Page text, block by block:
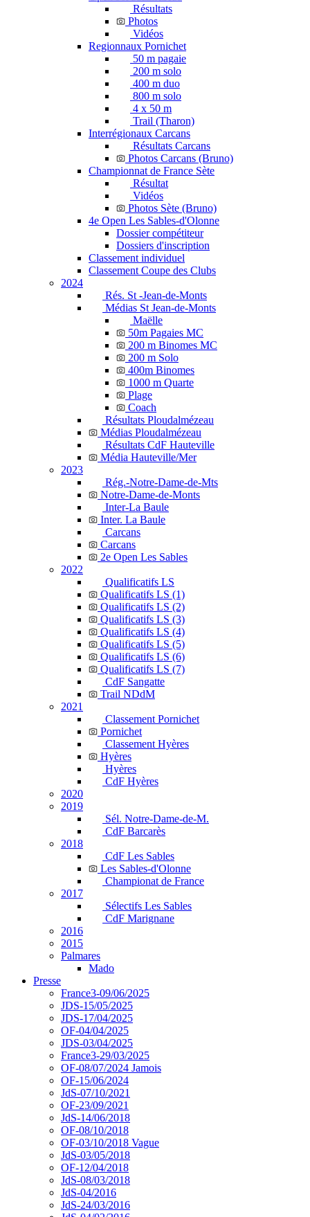
Résultats
Photos
Vidéos
Regionnaux Pornichet
50 m pagaie
200 m solo
400 m duo
800 m solo
4 x 50 m
Trail (Tharon)
Interrégionaux Carcans
Résultats Carcans
Photos Carcans (Bruno)
Championnat de France Sète
Résultat
Vidéos
Photos Sète (Bruno)
4e Open Les Sables-d'Olonne
Dossier compétiteur
Dossiers d'inscription
Classement individuel
Classement Coupe des Clubs
2024
Rés. St -Jean-de-Monts
Médias St Jean-de-Monts
Maëlle
50m Pagaies MC
200 m Binomes MC
200 m Solo
400m Binomes
1000 m Quarte
Plage
Coach
Résultats Ploudalmézeau
Médias Ploudalmézeau
Résultats CdF Hauteville
Média Hauteville/Mer
2023
Rég.-Notre-Dame-de-Mts
Notre-Dame-de-Monts
Inter-La Baule
Inter. La Baule
Carcans
Carcans
2e Open Les Sables
2022
Qualificatifs LS
Qualificatifs LS (1)
Qualificatifs LS (2)
Qualificatifs LS (3)
Qualificatifs LS (4)
Qualificatifs LS (5)
Qualificatifs LS (6)
Qualificatifs LS (7)
CdF Sangatte
Trail NDdM
2021
Classement Pornichet
Pornichet
Classement Hyères
Hyères
Hyères
CdF Hyères
2020
2019
Sél. Notre-Dame-de-M.
CdF Barcarès
2018
CdF Les Sables
Les Sables-d'Olonne
Championat de France
2017
Sélectifs Les Sables
CdF Marignane
2016
2015
Palmares
Mado
Presse
France3-09/06/2025
JDS-15/05/2025
JDS-17/04/2025
OF-04/04/2025
JDS-03/04/2025
France3-29/03/2025
OF-08/07/2024 Jamois
OF-15/06/2024
JdS-07/10/2021
OF-23/09/2021
JdS-14/06/2018
OF-08/10/2018
OF-03/10/2018 Vague
JdS-03/05/2018
OF-12/04/2018
JdS-08/03/2018
JdS-04/2016
JdS-24/03/2016